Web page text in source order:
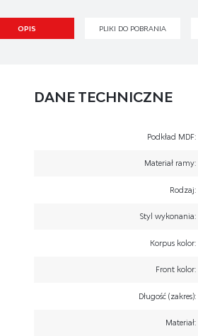
OPIS PLIKI DO POBRANIA
DANE TECHNICZNE
Podkład MDF:
Materiał ramy:
Rodzaj:
Styl wykonania:
Korpus kolor:
Front kolor:
Długość (zakres):
Materiał: